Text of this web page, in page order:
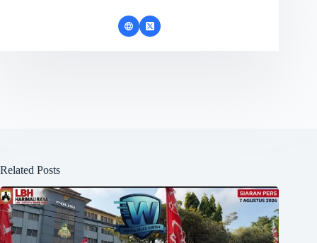
Related Posts